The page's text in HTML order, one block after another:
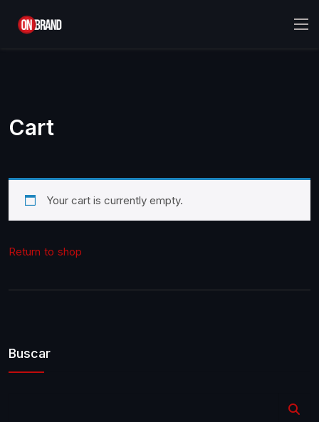
Cart
Your cart is currently empty.
Return to shop
Buscar